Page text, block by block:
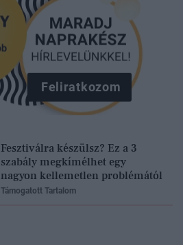
Feliratkozom
Fesztiválra készülsz? Ez a 3
szabály megkímélhet egy
nagyon kellemetlen problémától
Támogatott Tartalom